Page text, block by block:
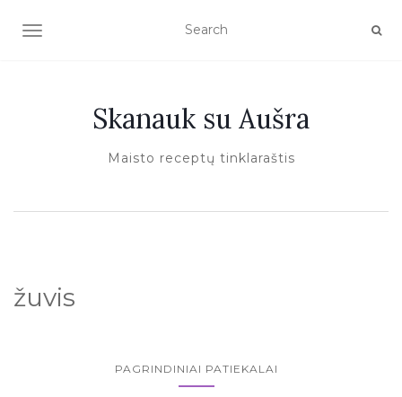
TOGGLE NAVIGATION
Skanauk su Aušra
Maisto receptų tinklaraštis
žuvis
PAGRINDINIAI PATIEKALAI